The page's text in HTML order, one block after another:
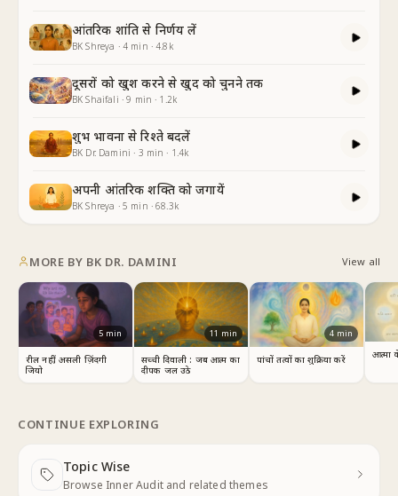
आंतरिक शांति से निर्णय लें
BK Shreya · 4 min ·4.8k
दूसरों को खुश करने से खुद को चुनने तक
BK Shaifali ·9 min · 1.2k
शुभ भावना से रिश्ते बदलें
BK Dr. Damini · 3 min · 1.4k
अपनी आंतरिक शक्ति को जगायें
BK Shreya · 5 min ·68.3k
MORE BY BK DR. DAMINI View all
5 min
रील नहीं, असली ज़िंदगी
जियो
11 min
सच्ची दिवाली : जब आत्म का
दीपक जल उठे
4 min
पांचों तत्वों का शुक्रिया करें आत्मा
CONTINUE EXPLORING
Topic Wise
Browse Inner Audit and related themes
Next